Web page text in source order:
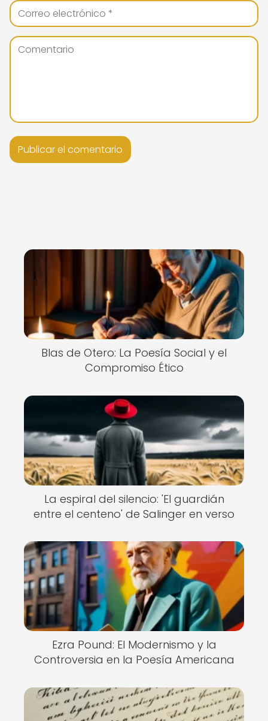
Blas de Otero: La Poesía Social y el
Compromiso Ético
La espiral del silencio: 'El guardián
entre el centeno' de Salinger en verso
Ezra Pound: El Modernismo y la
Controversia en la Poesía Americana